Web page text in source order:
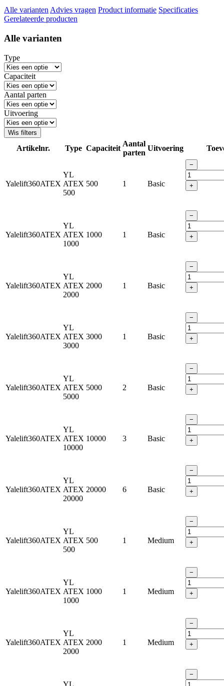
Alle varianten Advies vragen Product informatie Specificaties
Gerelateerde producten
Alle varianten
Type
Capaciteit
Aantal parten
Uitvoering
Wis filters
Artikelnr. Type Capaciteit
Aantal
parten
Uitvoering
Yalelift360ATEX
YL
ATEX
500
500 1 Basic
−
+
Yalelift360ATEX
YL
ATEX
1000
1000 1 Basic
−
+
Yalelift360ATEX
YL
ATEX
2000
2000 1 Basic
−
+
Yalelift360ATEX
YL
ATEX
3000
3000 1 Basic
−
+
Yalelift360ATEX
YL
ATEX
5000
5000 2 Basic
−
+
Yalelift360ATEX
YL
ATEX
10000
10000 3 Basic
−
+
Yalelift360ATEX
YL
ATEX
20000
20000 6 Basic
−
+
Yalelift360ATEX
YL
ATEX
500
500 1 Medium
−
+
Yalelift360ATEX
YL
ATEX
1000
1000 1 Medium
−
+
Yalelift360ATEX
YL
ATEX
2000
2000 1 Medium
−
+
YL
−